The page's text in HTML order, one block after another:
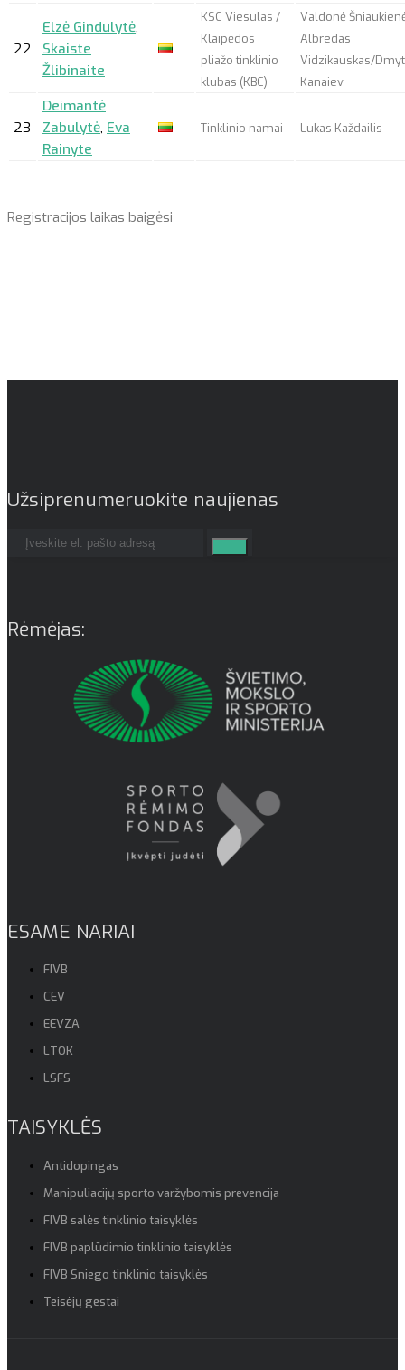
22
Elzė Gindulytė,
Skaiste
Žlibinaite
KSC Viesulas /
Klaipėdos
pliažo tinklinio
klubas (KBC)
Valdonė
Albredas
Vidzikauskas/
Kanaiev
23
Deimantė
Zabulytė, Eva
Rainyte
Tinklinio namai Lukas Každailis
Registracijos laikas baigėsi
Užsiprenumeruokite naujienas
Rėmėjas:
ESAME NARIAI
FIVB
CEV
EEVZA
LTOK
LSFS
TAISYKLĖS
Antidopingas
Manipuliacijų sporto varžybomis prevencija
FIVB salės tinklinio taisyklės
FIVB paplūdimio tinklinio taisyklės
FIVB Sniego tinklinio taisyklės
Teisėjų gestai